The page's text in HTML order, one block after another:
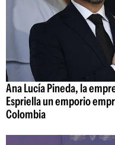
Ana Lucía Pineda, la
Espriella un emporio
Colombia